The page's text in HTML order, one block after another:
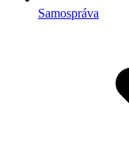
Samospráva